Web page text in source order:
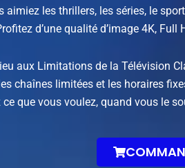
aimiez les thrillers, les séries, le
d’une qualité d’image 4K,
aux Limitations de la Télévision
chaînes limitées et les horaires
ce que vous voulez, quand vous le